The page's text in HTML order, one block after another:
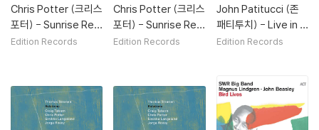
Chris Potter (크리스
포터) - Sunrise Rep
rise [마룬 마블 컬러 L
Edition Records
Chris Potter (크리스
포터) - Sunrise Rep
rise
Edition Records
John Patitucci (존
패티투치) - Live in It
aly
Edition Records